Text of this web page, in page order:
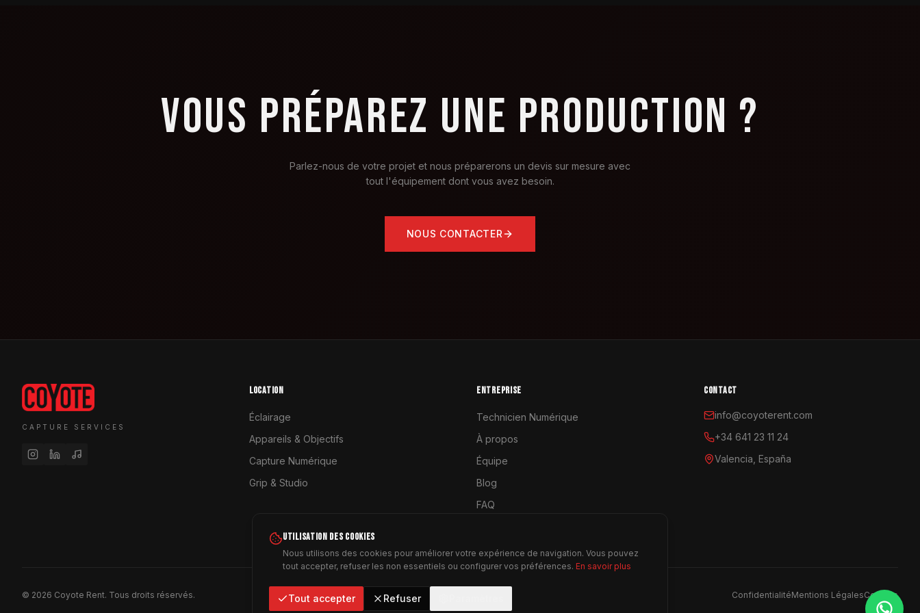
VOUS PRÉPAREZ UNE PRODUCTION ?
Parlez-nous de votre projet et nous préparerons un devis sur mesure avec
tout l'équipement dont vous avez besoin.
NOUS CONTACTER
CAPTURE SERVICES
LOCATION
Éclairage
Appareils & Objectifs
Capture Numérique
Grip & Studio
ENTREPRISE
Technicien Numérique
À propos
Équipe
Blog
FAQ
CONTACT
info@coyoterent.com
+34 641 23 11 24
Valencia, España
© 2026 Coyote Rent. Tous droits réservés. ConfidentialitéMentions LégalesCookies
UTILISATION DES COOKIES
Nous utilisons des cookies pour améliorer votre expérience de navigation. Vous pouvez
tout accepter, refuser les non essentiels ou configurer vos préférences. En savoir plus
Tout accepter Refuser